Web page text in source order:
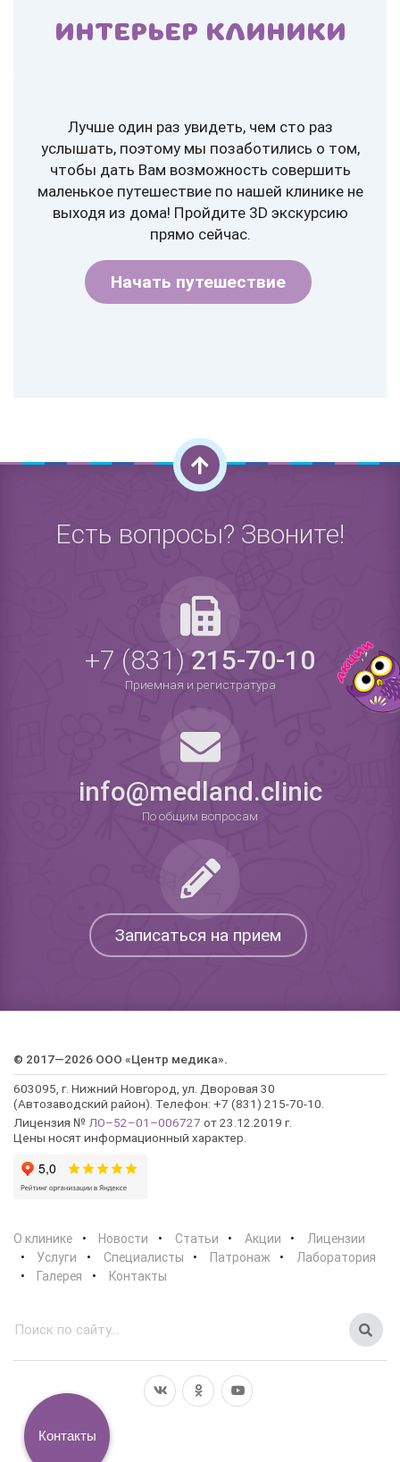
ИНТЕРЬЕР КЛИНИКИ
Лучше один раз увидеть, чем сто раз
услышать, поэтому мы позаботились о том,
чтобы дать Вам возможность совершить
маленькое путешествие по нашей клинике не
выходя из дома! Пройдите 3D экскурсию
прямо сейчас.
Начать путешествие
Есть вопросы? Звоните!
+7 (831)215-70-10
Приемная и регистратура
info@medland.clinic
По общим вопросам
Записаться на прием
© 2017—2026 ООО «Центр медика».
603095, г. Нижний Новгород, ул. Дворовая 30
(Автозаводский район). Телефон: +7 (831) 215-70-10.
Лицензия № ЛО–52–01–006727 от 23.12.2019 г.
Цены носят информационный характер.
О клинике Новости Статьи Акции
Лицензии
Услуги
Специалисты Патронаж
Лаборатория
Галерея
Контакты
Контакты